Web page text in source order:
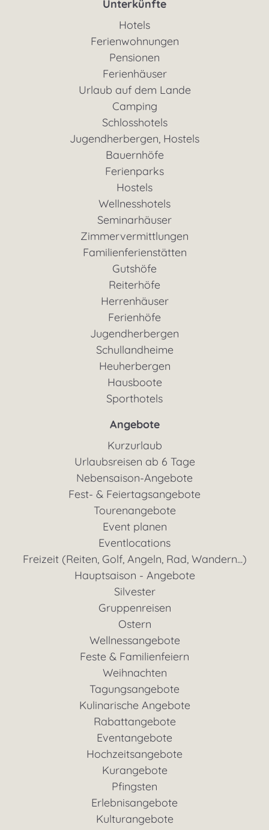
Unterkünfte
Hotels
Ferienwohnungen
Pensionen
Ferienhäuser
Urlaub auf dem Lande
Camping
Schlosshotels
Jugendherbergen, Hostels
Bauernhöfe
Ferienparks
Hostels
Wellnesshotels
Seminarhäuser
Zimmervermittlungen
Familienferienstätten
Gutshöfe
Reiterhöfe
Herrenhäuser
Ferienhöfe
Jugendherbergen
Schullandheime
Heuherbergen
Hausboote
Sporthotels
Angebote
Kurzurlaub
Urlaubsreisen ab 6 Tage
Nebensaison-Angebote
Fest- & Feiertagsangebote
Tourenangebote
Event planen
Eventlocations
Freizeit (Reiten, Golf, Angeln, Rad, Wandern...)
Hauptsaison - Angebote
Silvester
Gruppenreisen
Ostern
Wellnessangebote
Feste & Familienfeiern
Weihnachten
Tagungsangebote
Kulinarische Angebote
Rabattangebote
Eventangebote
Hochzeitsangebote
Kurangebote
Pfingsten
Erlebnisangebote
Kulturangebote